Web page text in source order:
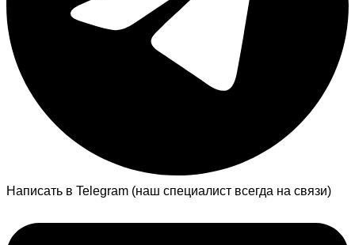
Написать в Telegram (наш специалист всегда на связи)